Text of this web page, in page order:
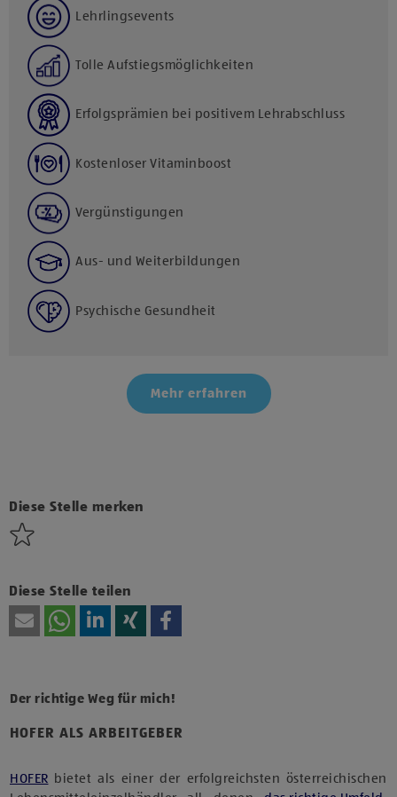
Lehrlingsevents
Tolle Aufstiegsmöglichkeiten
Erfolgsprämien bei positivem Lehrabschluss
Kostenloser Vitaminboost
Vergünstigungen
Aus- und Weiterbildungen
Psychische Gesundheit
Mehr erfahren
Diese Stelle merken
Diese Stelle teilen
HOFER ALS ARBEITGEBER
Der richtige Weg für mich!
HOFER bietet als einer der erfolgreichsten österreichischen